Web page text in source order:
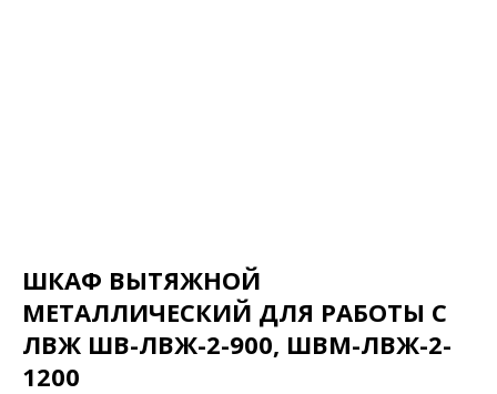
ШКАФ ВЫТЯЖНОЙ
МЕТАЛЛИЧЕСКИЙ ДЛЯ РАБОТЫ С
ЛВЖ ШВ-ЛВЖ-2-900, ШВМ-ЛВЖ-2-
1200